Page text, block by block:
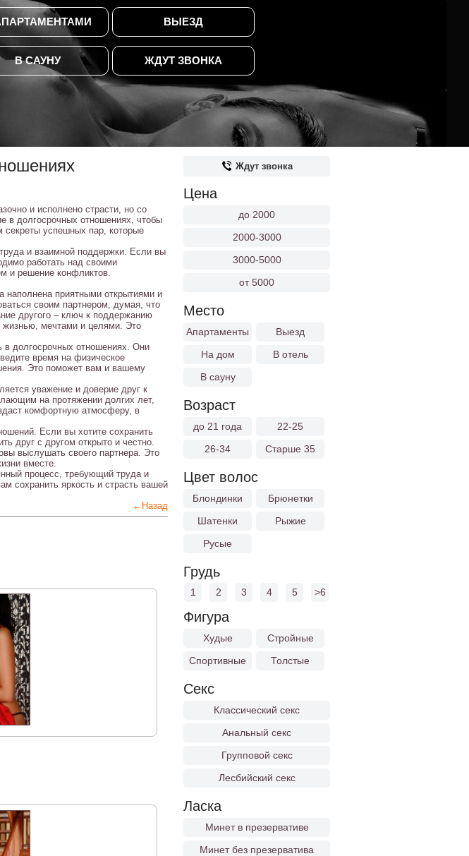
ВЫЕЗД
В САУНУ ЖДУТ ЗВОНКА
Ждут звонка
Цена
до 2000
2000-3000
3000-5000
от 5000
Место
Апартаменты
Выезд
На дом
В отель
В сауну
Возраст
до 21 года
22-25
26-34
Старше 35
Цвет волос
Блондинки
Брюнетки
Шатенки
Рыжие
Русые
Грудь
1 2 3 4 5 >6
Фигура
Худые
Стройные
Спортивные
Толстые
Секс
Классический секс
Анальный секс
Групповой секс
Лесбийский секс
Ласка
Минет в презервативе
Минет без презерватива
и исполнено страсти, но со
в долгосрочных отношениях, чтобы
секреты успешных пар, которые
и взаимной поддержки. Если вы
работать над своими
и решение конфликтов.
наполнена приятными открытиями и
своим партнером, думая, что
другого – ключ к поддержанию
жизнью, мечтами и целями. Это
в долгосрочных отношениях. Они
время на физическое
Это поможет вам и вашему
уважение и доверие друг к
на протяжении долгих лет,
комфортную атмосферу, в
Если вы хотите сохранить
друг с другом открыто и честно.
выслушать своего партнера. Это
вместе.
процесс, требующий труда и
сохранить яркость и страсть вашей
←Назад